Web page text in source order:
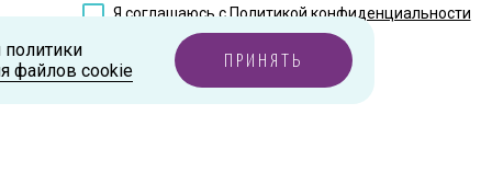
Я соглашаюсь сПолитикой конфиденциальности
файлов cookie
ПРИНЯТЬ